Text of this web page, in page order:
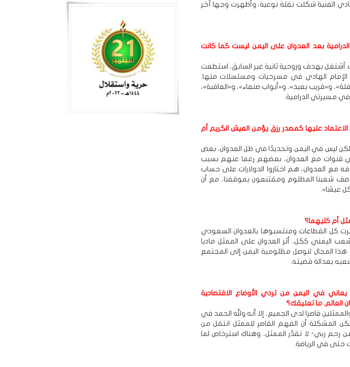
الفنية شكلت نقلة نوعية، وأظهرت وجها آخر
بعد العدوان على اليمن ليست كما كانت
أشتغل بهدف وروحية ثانية غير السابق، استطعت
الهادي في مسرحيات ومسلسلات منها:
و«قريب بعيد»، و«أبواب صنعاء»، و«العاقبة»،
مسيرتي الدرامية.
عليها كمصدر رزق يؤمن العيش الكريم أم
ليس في اليمن وتحديدًا في ظل العدوان، بعض
في قنوات مع العدوان، بعضهم رغما عنهم بسبب
مع العدوان، هم اختاروا الدولارات على حساب
صف شعبنا المظلوم ومقتنعون بموقفنا، مع أن
عيشا».
أم كليهما؟
كل القطاعات ومنتسبوها بالعدوان السعودي
اليمني ككل، أثر العدوان على الممثل ماديا
المجال لنوصل مظلومية اليمن إلى المجتمع
بعدالة قضيته.
في اليمن من تردي الأوضاع الاقتصادية
العالم. ما تعليقك؟
قاصرا لدى الجميع، إلا أنه ولله الحمد في
المشكلة أن الفهم القاصر للممثل انتقل من
رحم ربي- لا تقدّر الممثل، وهناك استرخاص لما
حتى في الرياضة.